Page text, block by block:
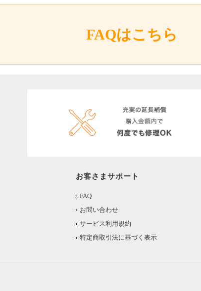
FAQはこちら
お客さまサポート
FAQ
お問い合わせ
サービス利用規約
特定商取引法に基づく表示